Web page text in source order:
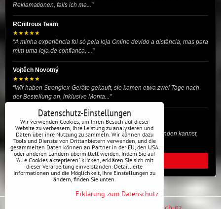
Reklamationen, falls ich ma..."
RCnitrous Team
★★★★★
"A minha experiência foi só pela loja Online devido a distância, mas para
mim uma loja de confiança, ..."
Vojtěch Novotný
★★★★★
"Wir haben Stronglex-Geräte gekauft, sie kamen etwa zwei Tage nach
der Bestellung an, inklusive Monta..."
josef helmich
★★★★★
"Hier gibt es viele Dinge, die du für dein Drift-Auto verwenden kannst,
egal ob Profi oder für die St..."
ALLE BEWERTUNGEN
Datenschutz-Einstellungen
Wir verwenden Cookies, um Ihren Besuch auf dieser
Website zu verbessern, ihre Leistung zu analysieren und
Daten über ihre Nutzung zu sammeln. Wir können dazu
Tools und Dienste von Drittanbietern verwenden, und die
gesammelten Daten können an Partner in der EU, den USA
oder anderen Ländern übermittelt werden. Indem Sie auf
"Alle Cookies akzeptieren" klicken, erklären Sie sich mit
dieser Verarbeitung einverstanden. Detaillierte
Informationen und die Möglichkeit, Ihre Einstellungen zu
ändern, finden Sie unten.
Erklärung zum Datenschutz